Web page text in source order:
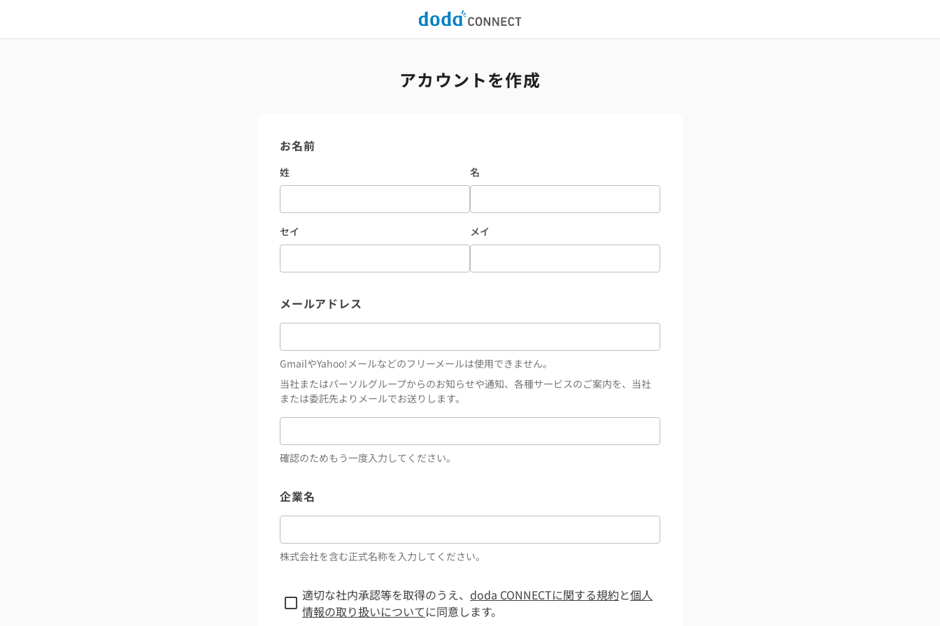
アカウントを作成
お名前
姓 名
セイ メイ
メールアドレス
GmailやYahoo!メールなどのフリーメールは使用できません。
当社またはパーソルグループからのお知らせや通知、各種サービスのご案内を、当社
または委託先よりメールでお送りします。
確認のためもう一度入力してください。
企業名
株式会社を含む正式名称を入力してください。
適切な社内承認等を取得のうえ、 doda CONNECTに関する規約と個人
情報の取り扱いについてに同意します。